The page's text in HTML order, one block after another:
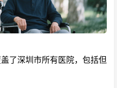
深圳市所有医院，包括但